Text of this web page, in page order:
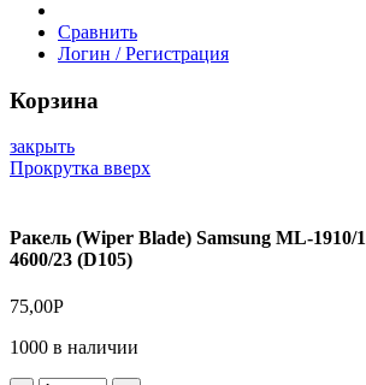
Сравнить
Логин / Регистрация
Корзина
закрыть
Прокрутка вверх
Ракель (Wiper Blade) Samsung ML-1910/
4600/23 (D105)
75,00Р
1000 в наличии